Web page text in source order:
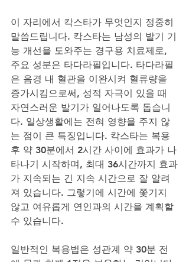
이 자리에서 칵스타가 무엇인지 정중히
말씀드립니다. 칵스타는 남성의 발기 기
능 개선을 도와주는 경구용 치료제로,
주요 성분은 타다라필입니다. 타다라필
은 음경 내 혈관을 이완시켜 혈류량을
증가시킴으로써, 성적 자극이 있을 때
자연스러운 발기가 일어나도록 돕습니
다. 일상생활에는 전혀 영향을 주지 않
는 점이 큰 특징입니다. 칵스타는 복용
후 약 30분에서 2시간 사이에 효과가 나
타나기 시작하며, 최대 36시간까지 효과
가 지속되는 긴 지속 시간으로 잘 알려
져 있습니다. 그렇기에 시간에 쫓기지
않고 여유롭게 연인과의 시간을 계획할
수 있습니다.
일반적인 복용법은 성관계 약 30분 전